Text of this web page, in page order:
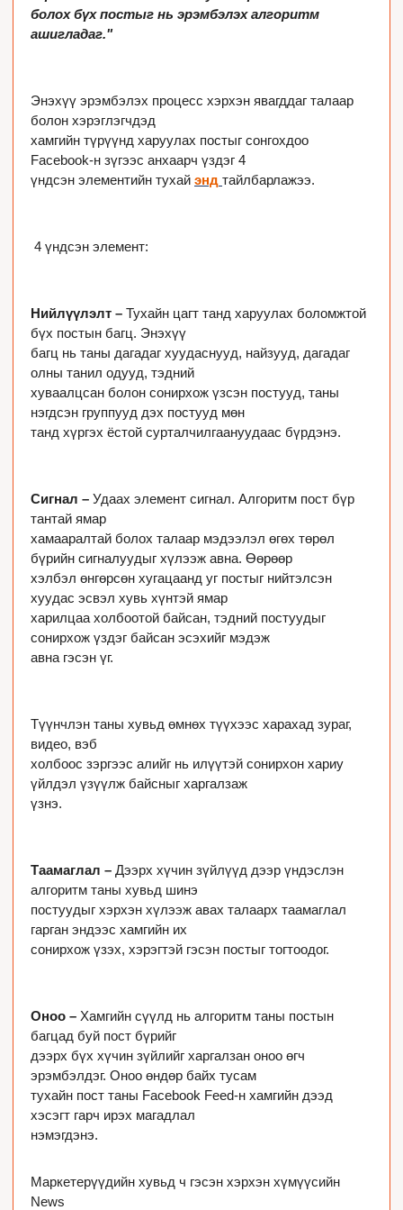
болох бүх постыг нь эрэмбэлэх алгоритм
ашигладаг."
Энэхүү эрэмбэлэх процесс хэрхэн явагддаг талаар
болон хэрэглэгчдэд
хамгийн түрүүнд харуулах постыг сонгохдоо
Facebook-н зүгээс анхаарч үздэг 4
үндсэн элементийн тухай энд тайлбарлажээ.
Нийлүүлэлт – Тухайн цагт танд харуулах боломжтой
бүх постын багц. Энэхүү
багц нь таны дагадаг хуудаснууд, найзууд, дагадаг
олны танил одууд, тэдний
хуваалцсан болон сонирхож үзсэн постууд, таны
нэгдсэн группууд дэх постууд мөн
танд хүргэх ёстой сурталчилгаануудаас бүрдэнэ.
Сигнал – Удаах элемент сигнал. Алгоритм пост бүр
тантай ямар
хамааралтай болох талаар мэдээлэл өгөх төрөл
бүрийн сигналуудыг хүлээж авна. Өөрөөр
хэлбэл өнгөрсөн хугацаанд уг постыг нийтэлсэн
хуудас эсвэл хувь хүнтэй ямар
харилцаа холбоотой байсан, тэдний постуудыг
сонирхож үздэг байсан эсэхийг мэдэж
авна гэсэн үг.
Түүнчлэн таны хувьд өмнөх түүхээс харахад зураг,
видео, вэб
холбоос зэргээс алийг нь илүүтэй сонирхон хариу
үйлдэл үзүүлж байсныг харгалзаж
үзнэ.
Таамаглал – Дээрх хүчин зүйлүүд дээр үндэслэн
алгоритм таны хувьд шинэ
постуудыг хэрхэн хүлээж авах талаарх таамаглал
гарган эндээс хамгийн их
сонирхож үзэх, хэрэгтэй гэсэн постыг тогтоодог.
Оноо – Хамгийн сүүлд нь алгоритм таны постын
багцад буй пост бүрийг
дээрх бүх хүчин зүйлийг харгалзан оноо өгч
эрэмбэлдэг. Оноо өндөр байх тусам
тухайн пост таны Facebook Feed-н хамгийн дээд
хэсэгт гарч ирэх магадлал
нэмэгдэнэ.
Маркетерүүдийн хувьд ч гэсэн хэрхэн хүмүүсийн
News